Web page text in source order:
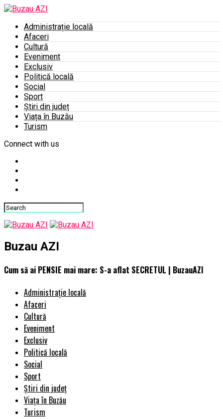
Administrație locală
Afaceri
Cultură
Eveniment
Exclusiv
Politică locală
Social
Sport
Știri din județ
Viața în Buzău
Turism
Connect with us
Buzau AZI
Cum să ai PENSIE mai mare: S-a aflat SECRETUL | BuzauAZI
Administrație locală
Afaceri
Cultură
Eveniment
Exclusiv
Politică locală
Social
Sport
Știri din județ
Viața în Buzău
Turism